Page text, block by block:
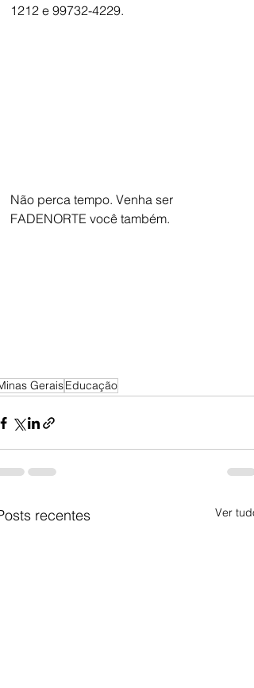
1212 e 99732-4229.
Não perca tempo. Venha ser
FADENORTE você também.
GeraisEducação
recentes Ver tudo